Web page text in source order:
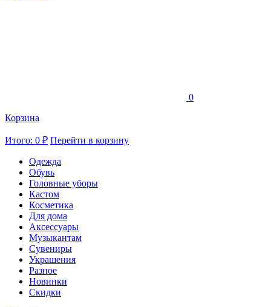
0
Корзина
Итого: 0 ₽ Перейти в корзину
Одежда
Обувь
Головные уборы
Кастом
Косметика
Для дома
Аксессуары
Музыкантам
Сувениры
Украшения
Разное
Новинки
Скидки